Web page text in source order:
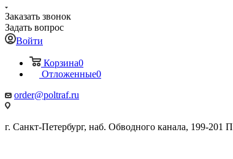
Заказать звонок
Задать вопрос
Войти
Корзина0
Отложенные0
order@poltraf.ru
г. Санкт-Петербург, наб. Обводного канала, 199-201 П